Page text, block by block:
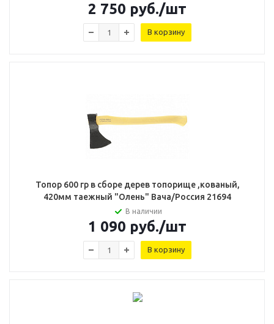
2 750 руб./шт
В корзину
Топор 600 гр в сборе дерев топорище ,кованый,
420мм таежный "Олень" Вача/Россия 21694
В наличии
1 090 руб./шт
В корзину